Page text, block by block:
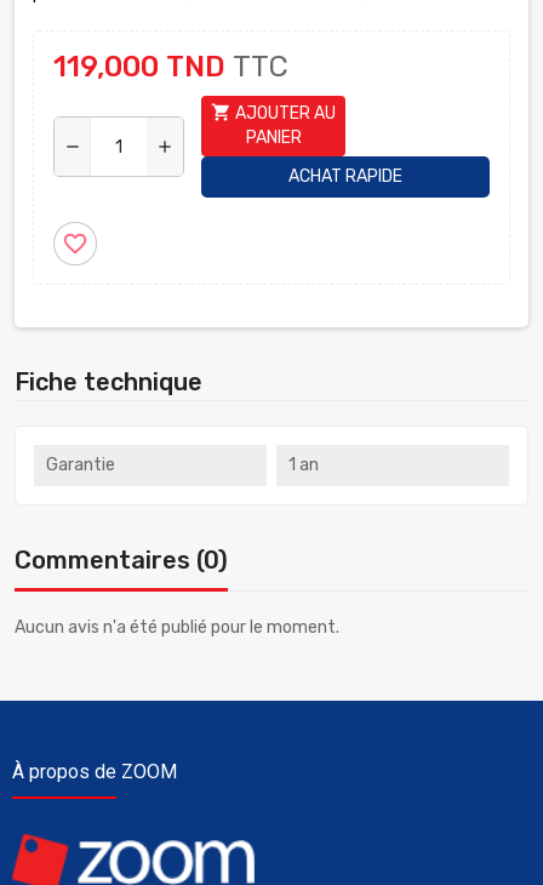
119,000 TND TTC
remove add
shopping_cart AJOUTER AU
PANIER
ACHAT RAPIDE
favorite_border
Fiche technique
Garantie 1 an
Commentaires (0)
Aucun avis n'a été publié pour le moment.
À propos de ZOOM